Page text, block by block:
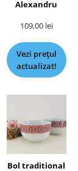
Alexandru
109,00 lei
Vezi prețul
actualizat!
Bol traditional